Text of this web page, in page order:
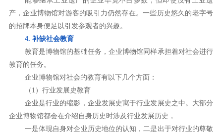
产，企业博物馆对游客的吸引力仍然存在。一些历史悠久的老字号
的招牌本身便足以引发参观者的兴趣。
4. 补缺社会教育
教育是博物馆的基础任务，企业博物馆同样承担着对社会进行
教育的任务。
企业博物馆对社会的教育有以下几个方面：
（1）行业发展史教育
企业是行业的缩影，企业发展史寓于行业发展史之中。大部分
企业博物馆都会在介绍自身历史时涉及行业发展历史，
一是体现自身对企业历史地位的认知，二是出于对行业的尊敬